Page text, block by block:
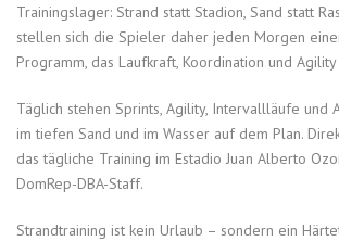
Trainingslager: Strand statt Stadion, Sand statt
stellen sich die Spieler daher jeden Morgen
Programm, das Laufkraft, Koordination und
Täglich stehen Sprints, Agility, Intervallläufe und
im tiefen Sand und im Wasser auf dem Plan.
das tägliche Training im Estadio Juan Alberto
DomRep-DBA-Staff.
Strandtraining ist kein Urlaub – sondern ein